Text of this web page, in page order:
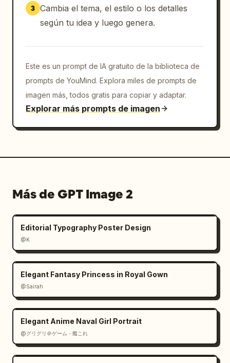
carretera; debe situarse sobre el mapa
pintado como una ruta de misión anotada.
3 Cambia el tema, el estilo o los detalles
según tu idea y luego genera.
Este es un prompt de IA gratuito de la biblioteca de
prompts de YouMind. Explora miles de prompts de
imagen más, todos gratis para copiar y adaptar.
Explorar más prompts de imagen
Más de GPT Image 2
Editorial Typography Poster Design
@K
Elegant Fantasy Princess in Royal Gown
@Sairah
Elegant Anime Naval Girl Portrait
@グリグリ＠ゲーム・艦これ